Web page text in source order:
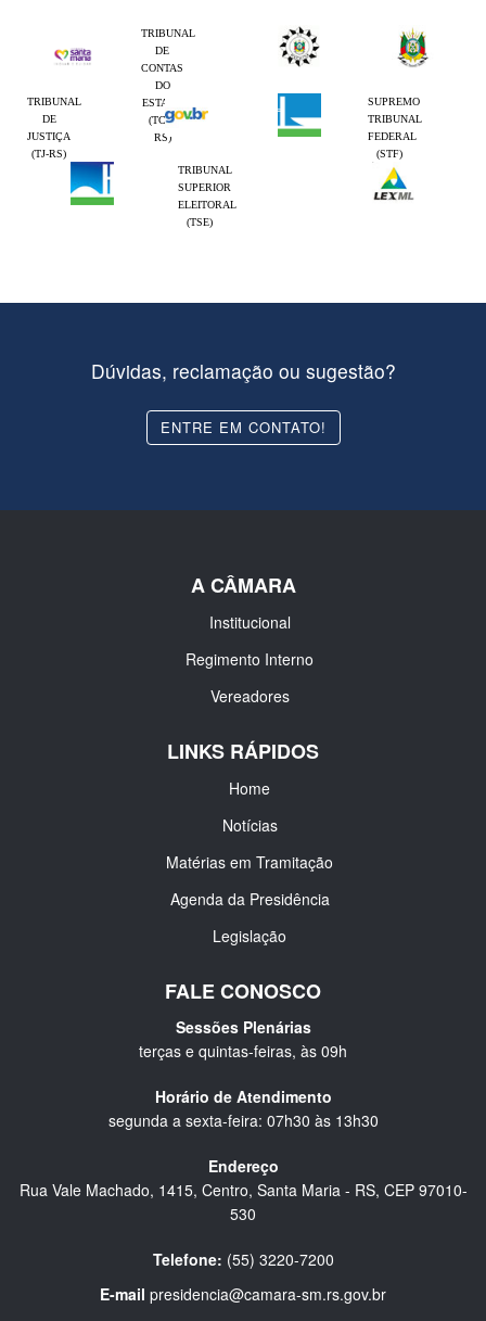
TRIBUNAL
DE
CONTAS
DO
ESTADO
(TCE-
RS)
TRIBUNAL
DE
JUSTIÇA
(TJ-RS)
SUPREMO
TRIBUNAL
FEDERAL
(STF)
TRIBUNAL
SUPERIOR
ELEITORAL
(TSE)
Dúvidas, reclamação ou sugestão?
ENTRE EM CONTATO!
A CÂMARA
Institucional
Regimento Interno
Vereadores
LINKS RÁPIDOS
Home
Notícias
Matérias em Tramitação
Agenda da Presidência
Legislação
FALE CONOSCO
Sessões Plenárias
terças e quintas-feiras, às 09h
Horário de Atendimento
segunda a sexta-feira: 07h30 às 13h30
Endereço
Rua Vale Machado, 1415, Centro, Santa Maria - RS, CEP 97010-
530
Telefone: (55) 3220-7200
E-mail presidencia@camara-sm.rs.gov.br